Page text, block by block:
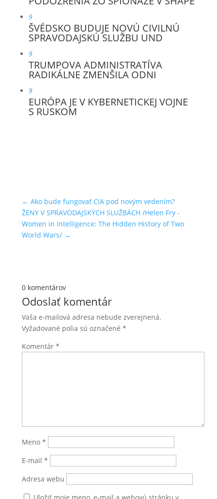
9
ŠVÉDSKO BUDUJE NOVÚ CIVILNÚ
SPRAVODAJSKÚ SLUŽBU UND
9
TRUMPOVA ADMINISTRATÍVA
RADIKÁLNE ZMENŠILA ODNI
9
EURÓPA JE V KYBERNETICKEJ VOJNE
S RUSKOM
← Ako bude fungovať CIA pod novým vedením?
ŽENY V SPRAVODAJSKÝCH SLUŽBÁCH /Helen Fry -
Women in Intelligence: The Hidden History of Two
World Wars/→
0 komentárov
Odoslať komentár
Vaša e-mailová adresa nebude zverejnená.
Vyžadované polia sú označené *
Komentár *
Meno *
E-mail *
Adresa webu